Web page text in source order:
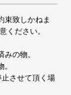
束致しかねま
ください。
の物。
させて頂く場